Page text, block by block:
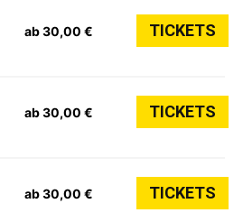
ab 30,00 € TICKETS
ab 30,00 € TICKETS
ab 30,00 € TICKETS